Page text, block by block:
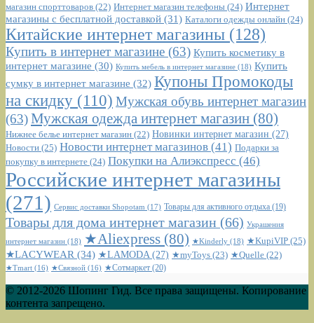
магазин спорттоваров (22) Интернет магазин телефоны (24) Интернет
магазины с бесплатной доставкой (31) Каталоги одежды онлайн (24)
Китайские интернет магазины (128)
Купить в интернет магазине (63) Купить косметику в
интернет магазине (30) Купить мебель в интернет магазине (18) Купить
сумку в интернет магазине (32) Купоны Промокоды
на скидку (110) Мужская обувь интернет магазин
(63)Мужская одежда интернет магазин (80)
Нижнее белье интернет магазин (22) Новинки интернет магазин (27)
Новости (25) Новости интернет магазинов (41) Подарки за
покупку в интернете (24) Покупки на Алиэкспресс (46)
Российские интернет магазины
(271) Сервис доставки Shopotam (17) Товары для активного отдыха (19)
Товары для дома интернет магазин (66) Украшения
интернет магазин (18) ★Aliexpress (80) ★Kinderly (18) ★KupiVIP (25)
★LACYWEAR (34) ★LAMODA(27) ★myToys (23) ★Quelle (22)
★Tmart (16) ★Связной (16) ★Сотмаркет (20)
© 2012-2026 Шопинг Гид. Все права защищены. Копирование
контента запрещено.